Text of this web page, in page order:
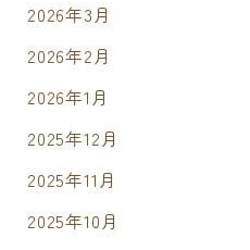
2026年3月
2026年2月
2026年1月
2025年12月
2025年11月
2025年10月